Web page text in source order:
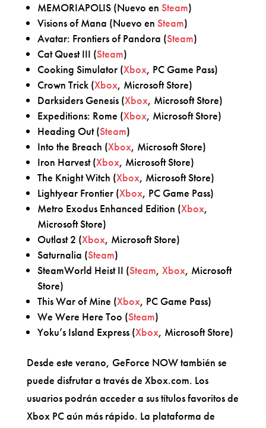
MEMORIAPOLIS (Nuevo en Steam)
Visions of Mana (Nuevo en Steam)
Avatar: Frontiers of Pandora (Steam)
Cat Quest III (Steam)
Cooking Simulator (Xbox, PC Game Pass)
Crown Trick (Xbox, Microsoft Store)
Darksiders Genesis (Xbox, Microsoft Store)
Expeditions: Rome (Xbox, Microsoft Store)
Heading Out (Steam)
Into the Breach (Xbox, Microsoft Store)
Iron Harvest (Xbox, Microsoft Store)
The Knight Witch (Xbox, Microsoft Store)
Lightyear Frontier (Xbox, PC Game Pass)
Metro Exodus Enhanced Edition (Xbox,
Microsoft Store)
Outlast 2 (Xbox, Microsoft Store)
Saturnalia (Steam)
SteamWorld Heist II (Steam, Xbox, Microsoft
Store)
This War of Mine (Xbox, PC Game Pass)
We Were Here Too (Steam)
Yoku’s Island Express (Xbox, Microsoft Store)
Desde este verano, GeForce NOW también se
puede disfrutar a través de Xbox.com. Los
usuarios podrán acceder a sus títulos favoritos de
Xbox PC aún más rápido. La plataforma de